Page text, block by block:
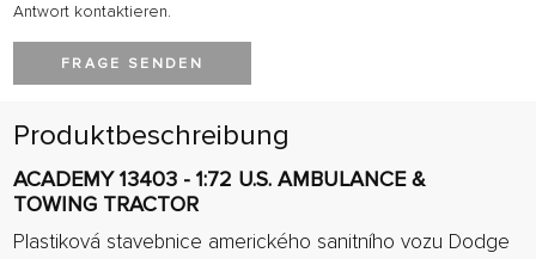
Antwort kontaktieren.
FRAGE SENDEN
Produktbeschreibung
ACADEMY 13403 - 1:72 U.S. AMBULANCE &
TOWING TRACTOR
Plastiková stavebnice amerického sanitního vozu Dodge